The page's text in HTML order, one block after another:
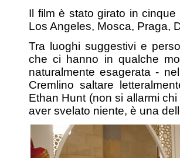
Il film è stato girato in
Los Angeles, Mosca, Praga,
Tra luoghi suggestivi e
che ci hanno in qualche
naturalmente esagerata -
Cremlino saltare
Ethan Hunt (non si allarmi
aver svelato niente, è una